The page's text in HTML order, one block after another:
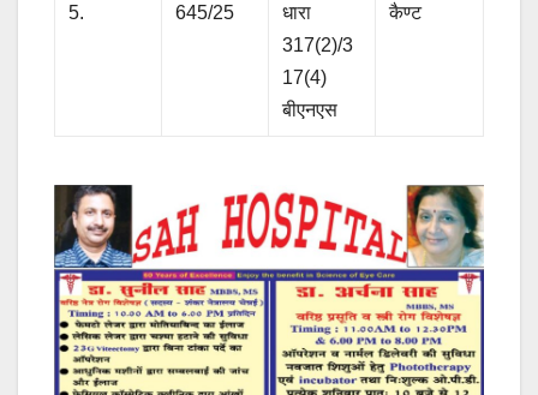
5. 645/25
धारा
317(2)/3
17(4)
बीएनएस
कैण्ट